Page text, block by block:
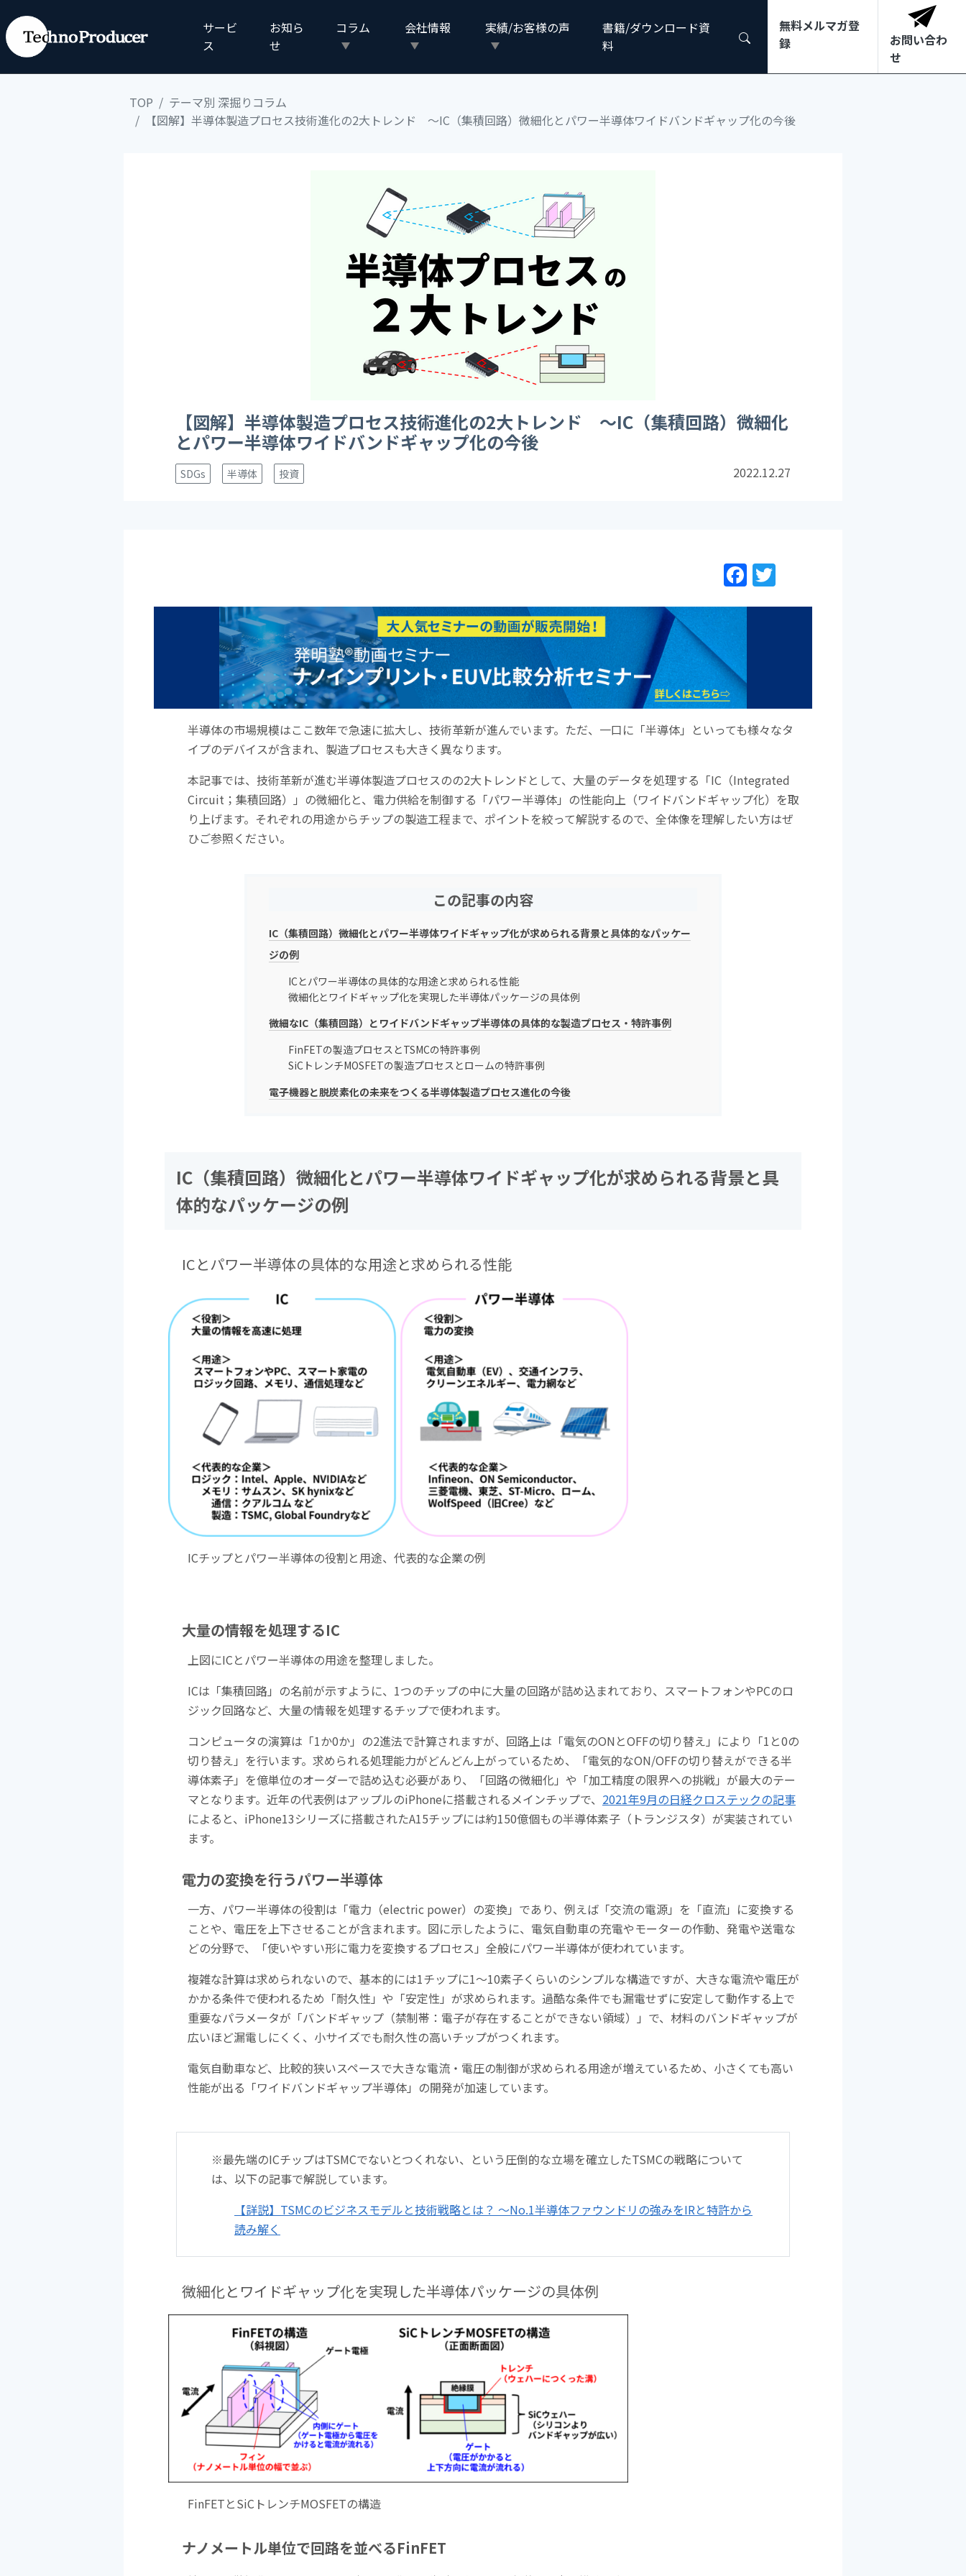
サービ
ス
お知ら
せ
コラム 会社情報 実績/お客様の声
書籍/ダウンロード資
料
無料メルマガ登
録
お問い合わ
せ
TOP
テーマ別 深掘りコラム
【図解】半導体製造プロセス技術進化の2大トレンド ～IC（集積回路）微細化とパワー半導体ワイドバンドギャップ化の今後
【図解】半導体製造プロセス技術進化の2大トレンド ～IC（集積回路）微細化
とパワー半導体ワイドバンドギャップ化の今後
SDGs 半導体 投資 2022.12.27
F
a
c
o
k
itt
半導体の市場規模はここ数年で急速に拡大し、技術革新が進んでいます。ただ、一口に「半導体」といっても様々なタ
イプのデバイスが含まれ、製造プロセスも大きく異なります。
本記事では、技術革新が進む半導体製造プロセスのの2大トレンドとして、大量のデータを処理する「IC（Integrated
Circuit；集積回路）」の微細化と、電力供給を制御する「パワー半導体」の性能向上（ワイドバンドギャップ化）を取
り上げます。それぞれの用途からチップの製造工程まで、ポイントを絞って解説するので、全体像を理解したい方はぜ
ひご参照ください。
この記事の内容
IC（集積回路）微細化とパワー半導体ワイドギャップ化が求められる背景と具体的なパッケー
ジの例
ICとパワー半導体の具体的な用途と求められる性能
微細化とワイドギャップ化を実現した半導体パッケージの具体例
微細なIC（集積回路）とワイドバンドギャップ半導体の具体的な製造プロセス・特許事例
FinFETの製造プロセスとTSMCの特許事例
SiCトレンチMOSFETの製造プロセスとロームの特許事例
電子機器と脱炭素化の未来をつくる半導体製造プロセス進化の今後
IC（集積回路）微細化とパワー半導体ワイドギャップ化が求められる背景と具
体的なパッケージの例
ICとパワー半導体の具体的な用途と求められる性能
ICチップとパワー半導体の役割と用途、代表的な企業の例
大量の情報を処理するIC
上図にICとパワー半導体の用途を整理しました。
ICは「集積回路」の名前が示すように、1つのチップの中に大量の回路が詰め込まれており、スマートフォンやPCのロ
ジック回路など、大量の情報を処理するチップで使われます。
コンピュータの演算は「1か0か」の2進法で計算されますが、回路上は「電気のONとOFFの切り替え」により「1と0の
切り替え」を行います。求められる処理能力がどんどん上がっているため、「電気的なON/OFFの切り替えができる半
導体素子」を億単位のオーダーで詰め込む必要があり、「回路の微細化」や「加工精度の限界への挑戦」が最大のテー
マとなります。近年の代表例はアップルのiPhoneに搭載されるメインチップで、 2021年9月の日経クロステックの記事
によると、iPhone13シリーズに搭載されたA15チップには約150億個もの半導体素子（トランジスタ）が実装されてい
ます。
電力の変換を行うパワー半導体
一方、パワー半導体の役割は「電力（electric power）の変換」であり、例えば「交流の電源」を「直流」に変換する
ことや、電圧を上下させることが含まれます。図に示したように、電気自動車の充電やモーターの作動、発電や送電な
どの分野で、「使いやすい形に電力を変換するプロセス」全般にパワー半導体が使われています。
複雑な計算は求められないので、基本的には1チップに1～10素子くらいのシンプルな構造ですが、大きな電流や電圧が
かかる条件で使われるため「耐久性」や「安定性」が求められます。過酷な条件でも漏電せずに安定して動作する上で
重要なパラメータが「バンドギャップ（禁制帯：電子が存在することができない領域）」で、材料のバンドギャップが
広いほど漏電しにくく、小サイズでも耐久性の高いチップがつくれます。
電気自動車など、比較的狭いスペースで大きな電流・電圧の制御が求められる用途が増えているため、小さくても高い
性能が出る「ワイドバンドギャップ半導体」の開発が加速しています。
※最先端のICチップはTSMCでないとつくれない、という圧倒的な立場を確立したTSMCの戦略について
は、以下の記事で解説しています。
【詳説】TSMCのビジネスモデルと技術戦略とは？ ～No.1半導体ファウンドリの強みをIRと特許から
読み解く
微細化とワイドギャップ化を実現した半導体パッケージの具体例
FinFETとSiCトレンチMOSFETの構造
ナノメートル単位で回路を並べるFinFET